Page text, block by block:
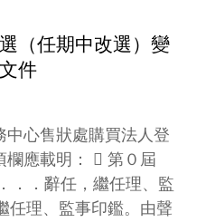
（任期中改選）變
件
中心售狀處購買法人登
欄應載明：  第０屆
．．辭任，繼任理、監
任理、監事印鑑。由聲